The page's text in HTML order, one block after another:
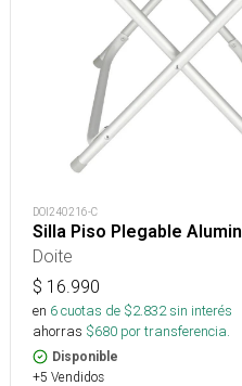
DOI240216-C
Silla Piso Plegable
Doite
$ 16.990
en 6cuotas de $2.832sin interés
ahorras $680 por transferencia.
Disponible
+5 Vendidos